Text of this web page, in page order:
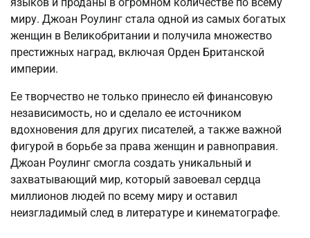
миру. Джоан Роулинг стала одной из самых богатых
женщин в Великобритании и получила множество
престижных наград, включая Орден Британской
империи.
Ее творчество не только принесло ей финансовую
независимость, но и сделало ее источником
вдохновения для других писателей, а также важной
фигурой в борьбе за права женщин и равноправия.
Джоан Роулинг смогла создать уникальный и
захватывающий мир, который завоевал сердца
миллионов людей по всему миру и оставил
неизгладимый след в литературе и кинематографе.